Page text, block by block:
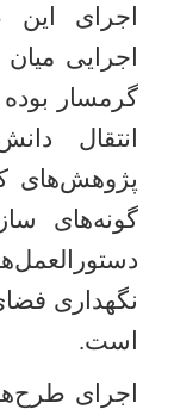
اجرای
اجرایی
گرمسار
انتقال
پژوهش‌های
گونه‌های
نگهداری
است.
اجرای